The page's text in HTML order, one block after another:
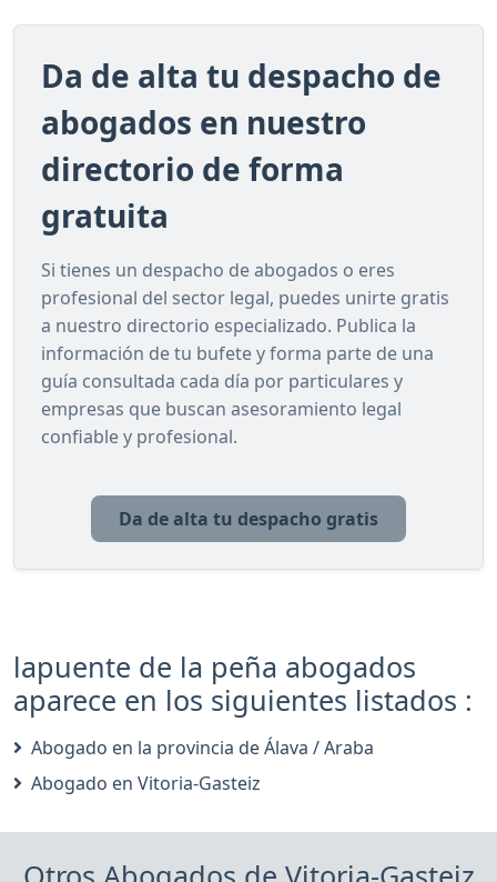
Da de alta tu despacho de
abogados en nuestro
directorio de forma
gratuita
Si tienes un despacho de abogados o eres
profesional del sector legal, puedes unirte gratis
a nuestro directorio especializado. Publica la
información de tu bufete y forma parte de una
guía consultada cada día por particulares y
empresas que buscan asesoramiento legal
confiable y profesional.
Da de alta tu despacho gratis
lapuente de la peña abogados
aparece en los siguientes listados :
Abogado en la provincia de Álava / Araba
Abogado en Vitoria-Gasteiz